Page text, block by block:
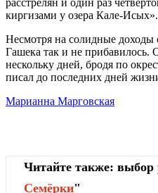
киргизами у озера Кале-Исых».
Несмотря на солидные доходы
Гашека так и не прибавилось.
нескольку дней, бродя по
писал до последних дней
Марианна Марговская
Читайте также: выбор
Cемёрки"